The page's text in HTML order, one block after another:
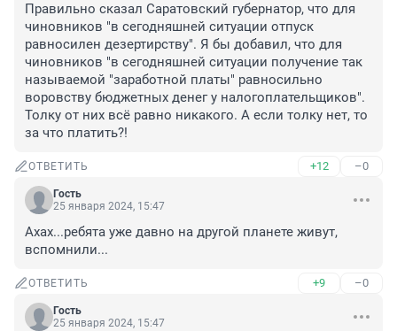
Правильно сказал Саратовский губернатор, что для
чиновников "в сегодняшней ситуации отпуск
равносилен дезертирству". Я бы добавил, что для
чиновников "в сегодняшней ситуации получение так
называемой "заработной платы" равносильно
воровству бюджетных денег у налогоплательщиков".
Толку от них всё равно никакого. А если толку нет, то
за что платить?!
ОТВЕТИТЬ +12 –0
Гость
25 января 2024, 15:47
Ахах...ребята уже давно на другой планете живут,
вспомнили...
ОТВЕТИТЬ +9 –0
Гость
25 января 2024, 15:47